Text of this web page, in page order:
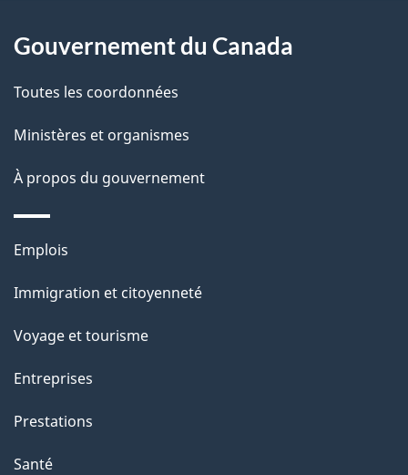
i
l
s
d
e
l
a
p
a
g
e
propos
de
ce
site
Gouvernement du Canada
Toutes les coordonnées
Ministères et organismes
À propos du gouvernement
Thèmes
sujets
Emplois
Immigration et citoyenneté
Voyage et tourisme
Entreprises
Prestations
Santé